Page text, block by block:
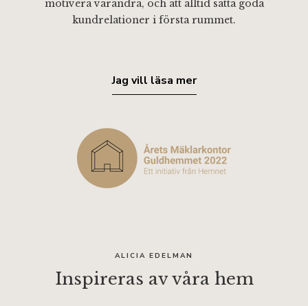
motivera varandra, och att alltid sätta goda
kundrelationer i första rummet.
Jag vill läsa mer
ALICIA EDELMAN
Inspireras av våra hem